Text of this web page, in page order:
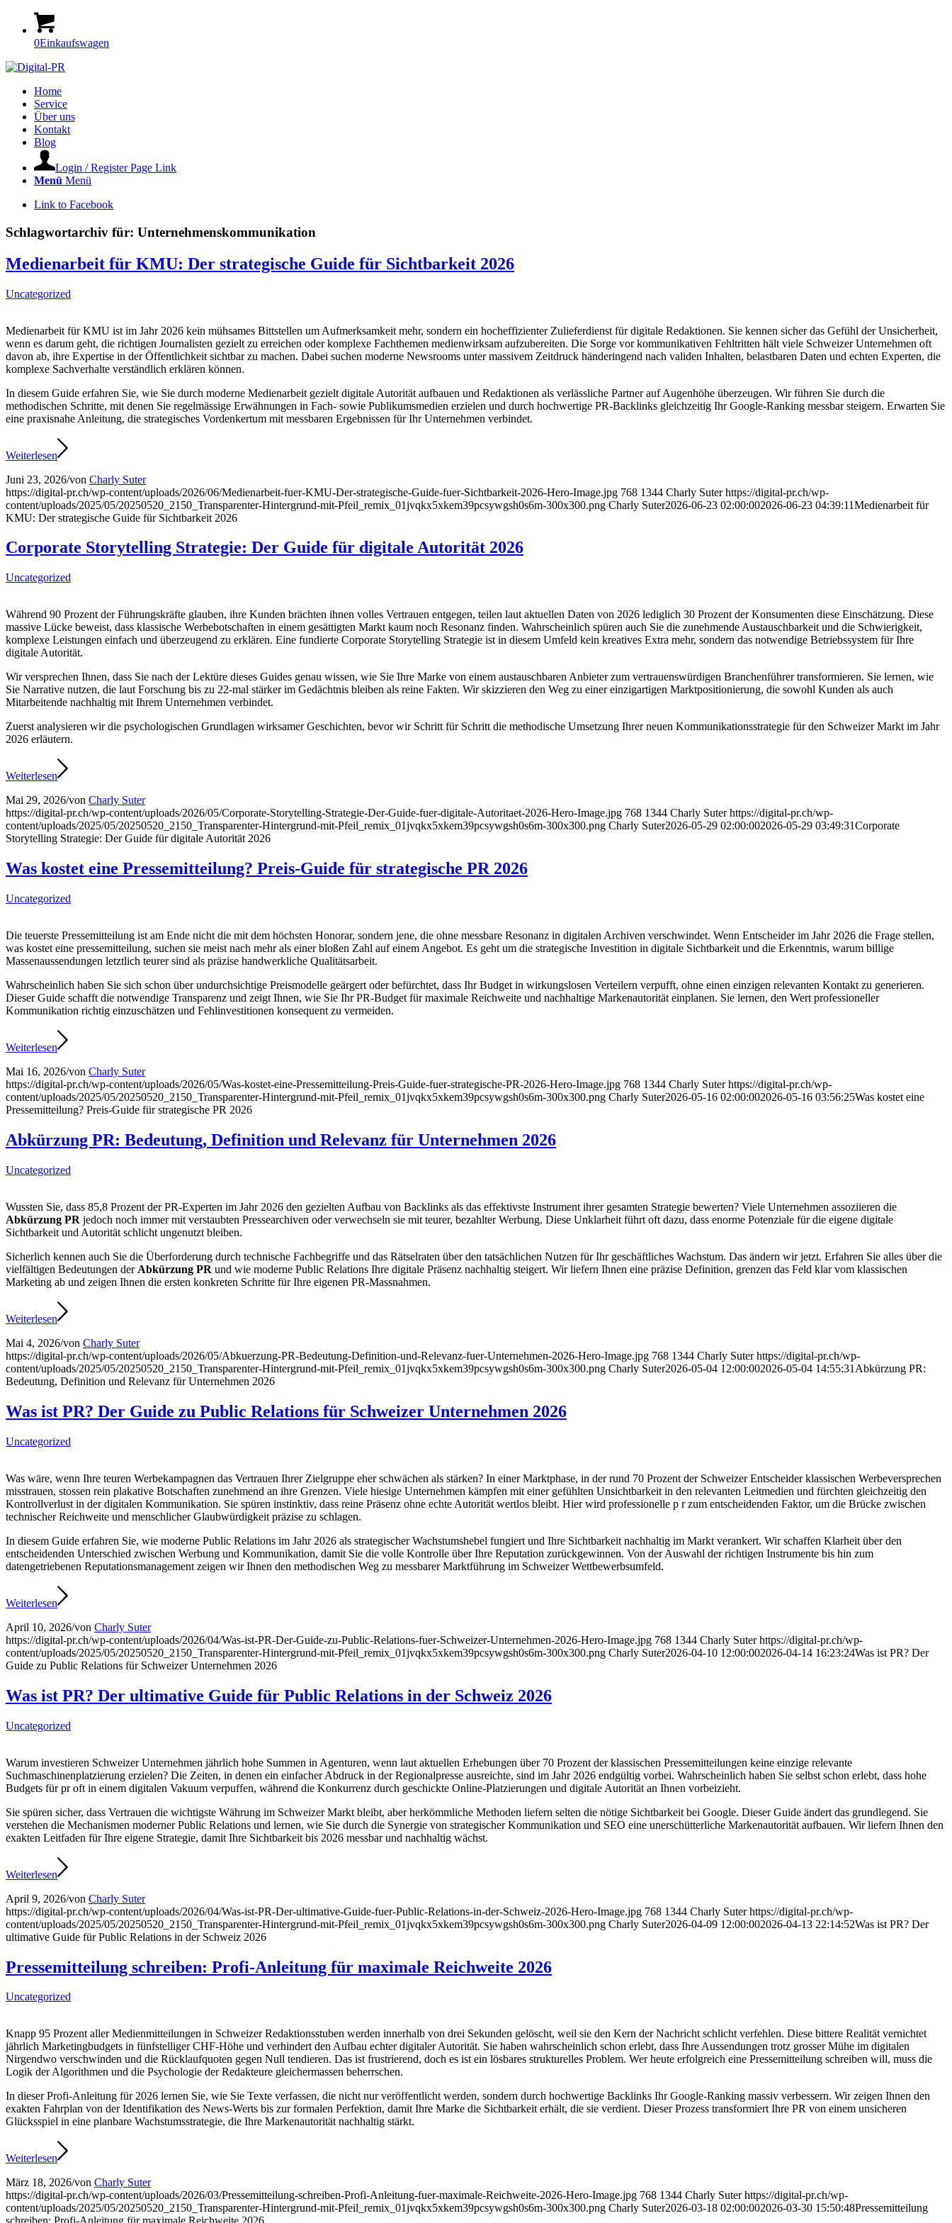
0Einkaufswagen
Home
Service
Über uns
Kontakt
Blog
Login / Register Page Link
Menü Menü
Link to Facebook
Schlagwortarchiv für: Unternehmenskommunikation
Medienarbeit für KMU: Der strategische Guide für Sichtbarkeit 2026
Uncategorized
Medienarbeit für KMU ist im Jahr 2026 kein mühsames Bittstellen um Aufmerksamkeit mehr, sondern ein hocheffizienter Zulieferdienst für digitale Redaktionen. Sie kennen sicher das Gefühl der Unsicherheit,
wenn es darum geht, die richtigen Journalisten gezielt zu erreichen oder komplexe Fachthemen medienwirksam aufzubereiten. Die Sorge vor kommunikativen Fehltritten hält viele Schweizer Unternehmen oft
davon ab, ihre Expertise in der Öffentlichkeit sichtbar zu machen. Dabei suchen moderne Newsrooms unter massivem Zeitdruck händeringend nach validen Inhalten, belastbaren Daten und echten Experten, die
komplexe Sachverhalte verständlich erklären können.
In diesem Guide erfahren Sie, wie Sie durch moderne Medienarbeit gezielt digitale Autorität aufbauen und Redaktionen als verlässliche Partner auf Augenhöhe überzeugen. Wir führen Sie durch die
methodischen Schritte, mit denen Sie regelmässige Erwähnungen in Fach- sowie Publikumsmedien erzielen und durch hochwertige PR-Backlinks gleichzeitig Ihr Google-Ranking messbar steigern. Erwarten Sie
eine praxisnahe Anleitung, die strategisches Vordenkertum mit messbaren Ergebnissen für Ihr Unternehmen verbindet.
Weiterlesen
Juni 23, 2026/von Charly Suter
https://digital-pr.ch/wp-content/uploads/2026/06/Medienarbeit-fuer-KMU-Der-strategische-Guide-fuer-Sichtbarkeit-2026-Hero-Image.jpg 768 1344 Charly Suter https://digital-pr.ch/wp-
content/uploads/2025/05/20250520_2150_Transparenter-Hintergrund-mit-Pfeil_remix_01jvqkx5xkem39pcsywgsh0s6m-300x300.png Charly Suter2026-06-23 02:00:002026-06-23 04:39:11Medienarbeit für
KMU: Der strategische Guide für Sichtbarkeit 2026
Corporate Storytelling Strategie: Der Guide für digitale Autorität 2026
Uncategorized
Während 90 Prozent der Führungskräfte glauben, ihre Kunden brächten ihnen volles Vertrauen entgegen, teilen laut aktuellen Daten von 2026 lediglich 30 Prozent der Konsumenten diese Einschätzung. Diese
massive Lücke beweist, dass klassische Werbebotschaften in einem gesättigten Markt kaum noch Resonanz finden. Wahrscheinlich spüren auch Sie die zunehmende Austauschbarkeit und die Schwierigkeit,
komplexe Leistungen einfach und überzeugend zu erklären. Eine fundierte Corporate Storytelling Strategie ist in diesem Umfeld kein kreatives Extra mehr, sondern das notwendige Betriebssystem für Ihre
digitale Autorität.
Wir versprechen Ihnen, dass Sie nach der Lektüre dieses Guides genau wissen, wie Sie Ihre Marke von einem austauschbaren Anbieter zum vertrauenswürdigen Branchenführer transformieren. Sie lernen, wie
Sie Narrative nutzen, die laut Forschung bis zu 22-mal stärker im Gedächtnis bleiben als reine Fakten. Wir skizzieren den Weg zu einer einzigartigen Marktpositionierung, die sowohl Kunden als auch
Mitarbeitende nachhaltig mit Ihrem Unternehmen verbindet.
Zuerst analysieren wir die psychologischen Grundlagen wirksamer Geschichten, bevor wir Schritt für Schritt die methodische Umsetzung Ihrer neuen Kommunikationsstrategie für den Schweizer Markt im Jahr
2026 erläutern.
Weiterlesen
Mai 29, 2026/von Charly Suter
https://digital-pr.ch/wp-content/uploads/2026/05/Corporate-Storytelling-Strategie-Der-Guide-fuer-digitale-Autoritaet-2026-Hero-Image.jpg 768 1344 Charly Suter https://digital-pr.ch/wp-
content/uploads/2025/05/20250520_2150_Transparenter-Hintergrund-mit-Pfeil_remix_01jvqkx5xkem39pcsywgsh0s6m-300x300.png Charly Suter2026-05-29 02:00:002026-05-29 03:49:31Corporate
Storytelling Strategie: Der Guide für digitale Autorität 2026
Was kostet eine Pressemitteilung? Preis-Guide für strategische PR 2026
Uncategorized
Die teuerste Pressemitteilung ist am Ende nicht die mit dem höchsten Honorar, sondern jene, die ohne messbare Resonanz in digitalen Archiven verschwindet. Wenn Entscheider im Jahr 2026 die Frage stellen,
was kostet eine pressemitteilung, suchen sie meist nach mehr als einer bloßen Zahl auf einem Angebot. Es geht um die strategische Investition in digitale Sichtbarkeit und die Erkenntnis, warum billige
Massenaussendungen letztlich teurer sind als präzise handwerkliche Qualitätsarbeit.
Wahrscheinlich haben Sie sich schon über undurchsichtige Preismodelle geärgert oder befürchtet, dass Ihr Budget in wirkungslosen Verteilern verpufft, ohne einen einzigen relevanten Kontakt zu generieren.
Dieser Guide schafft die notwendige Transparenz und zeigt Ihnen, wie Sie Ihr PR-Budget für maximale Reichweite und nachhaltige Markenautorität einplanen. Sie lernen, den Wert professioneller
Kommunikation richtig einzuschätzen und Fehlinvestitionen konsequent zu vermeiden.
Weiterlesen
Mai 16, 2026/von Charly Suter
https://digital-pr.ch/wp-content/uploads/2026/05/Was-kostet-eine-Pressemitteilung-Preis-Guide-fuer-strategische-PR-2026-Hero-Image.jpg 768 1344 Charly Suter https://digital-pr.ch/wp-
content/uploads/2025/05/20250520_2150_Transparenter-Hintergrund-mit-Pfeil_remix_01jvqkx5xkem39pcsywgsh0s6m-300x300.png Charly Suter2026-05-16 02:00:002026-05-16 03:56:25Was kostet eine
Pressemitteilung? Preis-Guide für strategische PR 2026
Abkürzung PR: Bedeutung, Definition und Relevanz für Unternehmen 2026
Uncategorized
Wussten Sie, dass 85,8 Prozent der PR-Experten im Jahr 2026 den gezielten Aufbau von Backlinks als das effektivste Instrument ihrer gesamten Strategie bewerten? Viele Unternehmen assoziieren die
Abkürzung PR jedoch noch immer mit verstaubten Pressearchiven oder verwechseln sie mit teurer, bezahlter Werbung. Diese Unklarheit führt oft dazu, dass enorme Potenziale für die eigene digitale
Sichtbarkeit und Autorität schlicht ungenutzt bleiben.
Sicherlich kennen auch Sie die Überforderung durch technische Fachbegriffe und das Rätselraten über den tatsächlichen Nutzen für Ihr geschäftliches Wachstum. Das ändern wir jetzt. Erfahren Sie alles über die
vielfältigen Bedeutungen der Abkürzung PR und wie moderne Public Relations Ihre digitale Präsenz nachhaltig steigert. Wir liefern Ihnen eine präzise Definition, grenzen das Feld klar vom klassischen
Marketing ab und zeigen Ihnen die ersten konkreten Schritte für Ihre eigenen PR-Massnahmen.
Weiterlesen
Mai 4, 2026/von Charly Suter
https://digital-pr.ch/wp-content/uploads/2026/05/Abkuerzung-PR-Bedeutung-Definition-und-Relevanz-fuer-Unternehmen-2026-Hero-Image.jpg 768 1344 Charly Suter https://digital-pr.ch/wp-
content/uploads/2025/05/20250520_2150_Transparenter-Hintergrund-mit-Pfeil_remix_01jvqkx5xkem39pcsywgsh0s6m-300x300.png Charly Suter2026-05-04 12:00:002026-05-04 14:55:31 Abkürzung PR:
Bedeutung, Definition und Relevanz für Unternehmen 2026
Was ist PR? Der Guide zu Public Relations für Schweizer Unternehmen 2026
Uncategorized
Was wäre, wenn Ihre teuren Werbekampagnen das Vertrauen Ihrer Zielgruppe eher schwächen als stärken? In einer Marktphase, in der rund 70 Prozent der Schweizer Entscheider klassischen Werbeversprechen
misstrauen, stossen rein plakative Botschaften zunehmend an ihre Grenzen. Viele hiesige Unternehmen kämpfen mit einer gefühlten Unsichtbarkeit in den relevanten Leitmedien und fürchten gleichzeitig den
Kontrollverlust in der digitalen Kommunikation. Sie spüren instinktiv, dass reine Präsenz ohne echte Autorität wertlos bleibt. Hier wird professionelle p r zum entscheidenden Faktor, um die Brücke zwischen
technischer Reichweite und menschlicher Glaubwürdigkeit präzise zu schlagen.
In diesem Guide erfahren Sie, wie moderne Public Relations im Jahr 2026 als strategischer Wachstumshebel fungiert und Ihre Sichtbarkeit nachhaltig im Markt verankert. Wir schaffen Klarheit über den
entscheidenden Unterschied zwischen Werbung und Kommunikation, damit Sie die volle Kontrolle über Ihre Reputation zurückgewinnen. Von der Auswahl der richtigen Instrumente bis hin zum
datengetriebenen Reputationsmanagement zeigen wir Ihnen den methodischen Weg zu messbarer Marktführung im Schweizer Wettbewerbsumfeld.
Weiterlesen
April 10, 2026/von Charly Suter
https://digital-pr.ch/wp-content/uploads/2026/04/Was-ist-PR-Der-Guide-zu-Public-Relations-fuer-Schweizer-Unternehmen-2026-Hero-Image.jpg 768 1344 Charly Suter https://digital-pr.ch/wp-
content/uploads/2025/05/20250520_2150_Transparenter-Hintergrund-mit-Pfeil_remix_01jvqkx5xkem39pcsywgsh0s6m-300x300.png Charly Suter2026-04-10 12:00:002026-04-14 16:23:24Was ist PR? Der
Guide zu Public Relations für Schweizer Unternehmen 2026
Was ist PR? Der ultimative Guide für Public Relations in der Schweiz 2026
Uncategorized
Warum investieren Schweizer Unternehmen jährlich hohe Summen in Agenturen, wenn laut aktuellen Erhebungen über 70 Prozent der klassischen Pressemitteilungen keine einzige relevante
Suchmaschinenplatzierung erzielen? Die Zeiten, in denen ein einfacher Abdruck in der Regionalpresse ausreichte, sind im Jahr 2026 endgültig vorbei. Wahrscheinlich haben Sie selbst schon erlebt, dass hohe
Budgets für pr oft in einem digitalen Vakuum verpuffen, während die Konkurrenz durch geschickte Online-Platzierungen und digitale Autorität an Ihnen vorbeizieht.
Sie spüren sicher, dass Vertrauen die wichtigste Währung im Schweizer Markt bleibt, aber herkömmliche Methoden liefern selten die nötige Sichtbarkeit bei Google. Dieser Guide ändert das grundlegend. Sie
verstehen die Mechanismen moderner Public Relations und lernen, wie Sie durch die Synergie von strategischer Kommunikation und SEO eine unerschütterliche Markenautorität aufbauen. Wir liefern Ihnen den
exakten Leitfaden für Ihre eigene Strategie, damit Ihre Sichtbarkeit bis 2026 messbar und nachhaltig wächst.
Weiterlesen
April 9, 2026/von Charly Suter
https://digital-pr.ch/wp-content/uploads/2026/04/Was-ist-PR-Der-ultimative-Guide-fuer-Public-Relations-in-der-Schweiz-2026-Hero-Image.jpg 768 1344 Charly Suter https://digital-pr.ch/wp-
content/uploads/2025/05/20250520_2150_Transparenter-Hintergrund-mit-Pfeil_remix_01jvqkx5xkem39pcsywgsh0s6m-300x300.png Charly Suter2026-04-09 12:00:002026-04-13 22:14:52Was ist PR? Der
ultimative Guide für Public Relations in der Schweiz 2026
Pressemitteilung schreiben: Profi-Anleitung für maximale Reichweite 2026
Uncategorized
Knapp 95 Prozent aller Medienmitteilungen in Schweizer Redaktionsstuben werden innerhalb von drei Sekunden gelöscht, weil sie den Kern der Nachricht schlicht verfehlen. Diese bittere Realität vernichtet
jährlich Marketingbudgets in fünfstelliger CHF-Höhe und verhindert den Aufbau echter digitaler Autorität. Sie haben wahrscheinlich schon erlebt, dass Ihre Aussendungen trotz grosser Mühe im digitalen
Nirgendwo verschwinden und die Rücklaufquoten gegen Null tendieren. Das ist frustrierend, doch es ist ein lösbares strukturelles Problem. Wer heute erfolgreich eine Pressemitteilung schreiben will, muss die
Logik der Algorithmen und die Psychologie der Redakteure gleichermassen beherrschen.
In dieser Profi-Anleitung für 2026 lernen Sie, wie Sie Texte verfassen, die nicht nur veröffentlicht werden, sondern durch hochwertige Backlinks Ihr Google-Ranking massiv verbessern. Wir zeigen Ihnen den
exakten Fahrplan von der Identifikation des News-Werts bis zur formalen Perfektion, damit Ihre Marke die Sichtbarkeit erhält, die sie verdient. Dieser Prozess transformiert Ihre PR von einem unsicheren
Glücksspiel in eine planbare Wachstumsstrategie, die Ihre Markenautorität nachhaltig stärkt.
Weiterlesen
März 18, 2026/von Charly Suter
https://digital-pr.ch/wp-content/uploads/2026/03/Pressemitteilung-schreiben-Profi-Anleitung-fuer-maximale-Reichweite-2026-Hero-Image.jpg 768 1344 Charly Suter https://digital-pr.ch/wp-
content/uploads/2025/05/20250520_2150_Transparenter-Hintergrund-mit-Pfeil_remix_01jvqkx5xkem39pcsywgsh0s6m-300x300.png Charly Suter2026-03-18 02:00:002026-03-30 15:50:48Pressemitteilung